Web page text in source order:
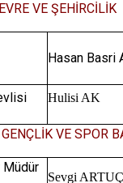
VE
Hasan Basri
Hulisi AK
GENÇLİK VE SPOR
Müdür
Sevgi ARTUÇ